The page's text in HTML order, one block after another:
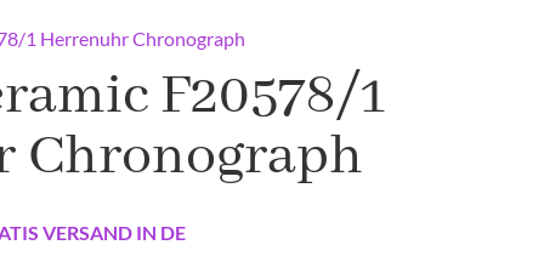
1 Herrenuhr Chronograph
F20578/1
Chronograph
VERSAND IN DE